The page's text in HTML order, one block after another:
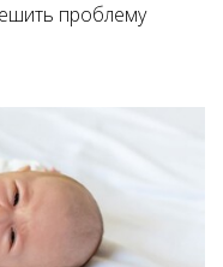
проблему